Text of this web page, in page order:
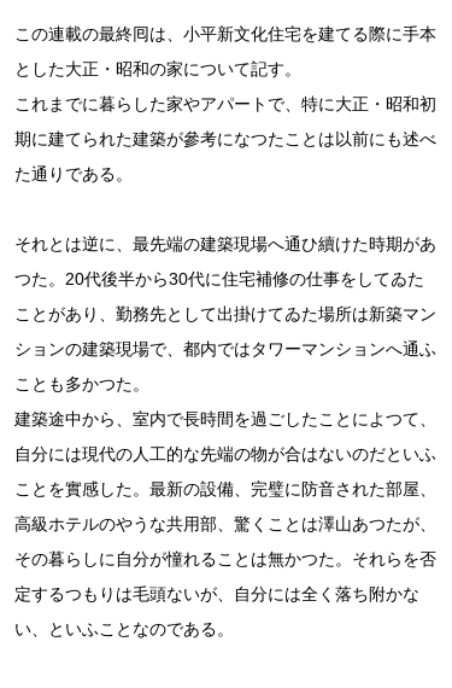
この連載の最終囘は、小平新文化住宅を建てる際に手本
とした大正・昭和の家について記す。
これまでに暮らした家やアパートで、特に大正・昭和初
期に建てられた建築が參考になつたことは以前にも述べ
た通りである。
それとは逆に、最先端の建築現場へ通ひ續けた時期があ
つた。20代後半から30代に住宅補修の仕事をしてゐた
ことがあり、勤務先として出掛けてゐた場所は新築マン
ションの建築現場で、都内ではタワーマンションへ通ふ
ことも多かつた。
建築途中から、室内で長時間を過ごしたことによつて、
自分には現代の人工的な先端の物が合はないのだといふ
ことを實感した。最新の設備、完璧に防音された部屋、
高級ホテルのやうな共用部、驚くことは澤山あつたが、
その暮らしに自分が憧れることは無かつた。それらを否
定するつもりは毛頭ないが、自分には全く落ち附かな
い、といふことなのである。